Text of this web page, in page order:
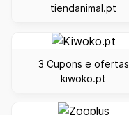
tiendanimal.pt
3 Cupons e ofertas
kiwoko.pt